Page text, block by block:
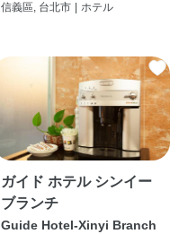
信義區, 台北市 ホテル
ガイド ホテル シンイー
ブランチ
Guide Hotel-Xinyi Branch